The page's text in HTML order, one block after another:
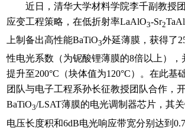
近日，清华大学材料学院李千副教授
应变工程策略，在低折射率LaAlO3-Sr2
上制备出高性能BaTiO3外延薄膜，获得了
性电光系数（为铌酸锂薄膜的8倍以上），
提升至200°C（块体值为120°C）。在此基
团队与电子工程系孙长征教授团队合作，
BaTiO3/LSAT薄膜的电光调制器芯片，其
电压长度积和6dB电光响应带宽分别达到